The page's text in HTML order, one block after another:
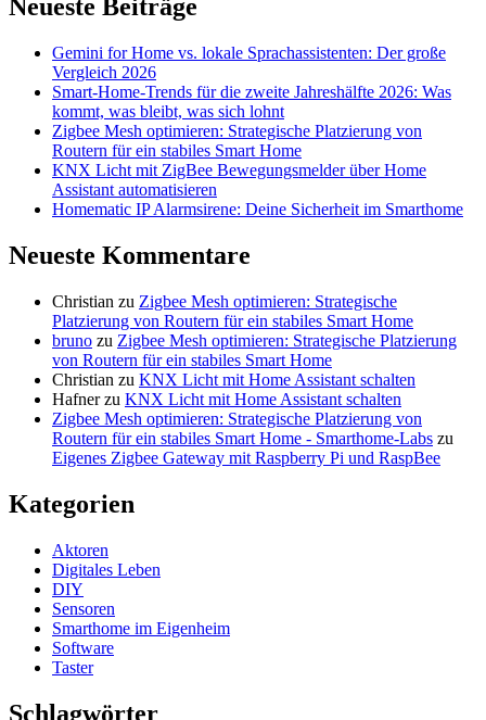
Neueste Beiträge
Gemini for Home vs. lokale Sprachassistenten: Der große
Vergleich 2026
Smart-Home-Trends für die zweite Jahreshälfte 2026: Was
kommt, was bleibt, was sich lohnt
Zigbee Mesh optimieren: Strategische Platzierung von
Routern für ein stabiles Smart Home
KNX Licht mit ZigBee Bewegungsmelder über Home
Assistant automatisieren
Homematic IP Alarmsirene: Deine Sicherheit im Smarthome
Neueste Kommentare
Christian zu Zigbee Mesh optimieren: Strategische
Platzierung von Routern für ein stabiles Smart Home
bruno zu Zigbee Mesh optimieren: Strategische Platzierung
von Routern für ein stabiles Smart Home
Christian zu KNX Licht mit Home Assistant schalten
Hafnerzu KNX Licht mit Home Assistant schalten
Zigbee Mesh optimieren: Strategische Platzierung von
Routern für ein stabiles Smart Home - Smarthome-Labs zu
Eigenes Zigbee Gateway mit Raspberry Pi und RaspBee
Kategorien
Aktoren
Digitales Leben
DIY
Sensoren
Smarthome im Eigenheim
Software
Taster
Schlagwörter